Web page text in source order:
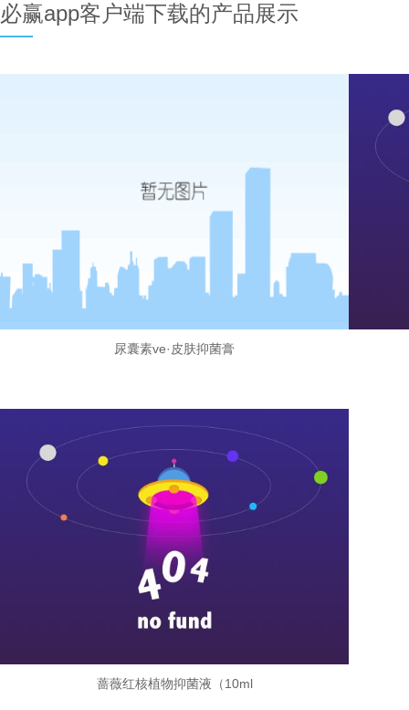
必赢app客户端下载的产品展示
尿囊素ve·皮肤抑菌膏
蔷薇红核植物抑菌液（10ml